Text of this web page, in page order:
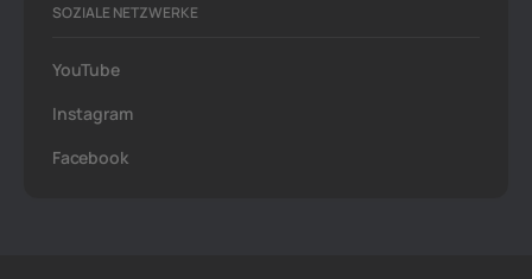
SOZIALE NETZWERKE
YouTube
Instagram
Facebook